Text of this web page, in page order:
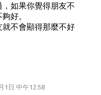
，如果你覺得朋友不
好。
不會顯得那麼不好
1日 中午12:58